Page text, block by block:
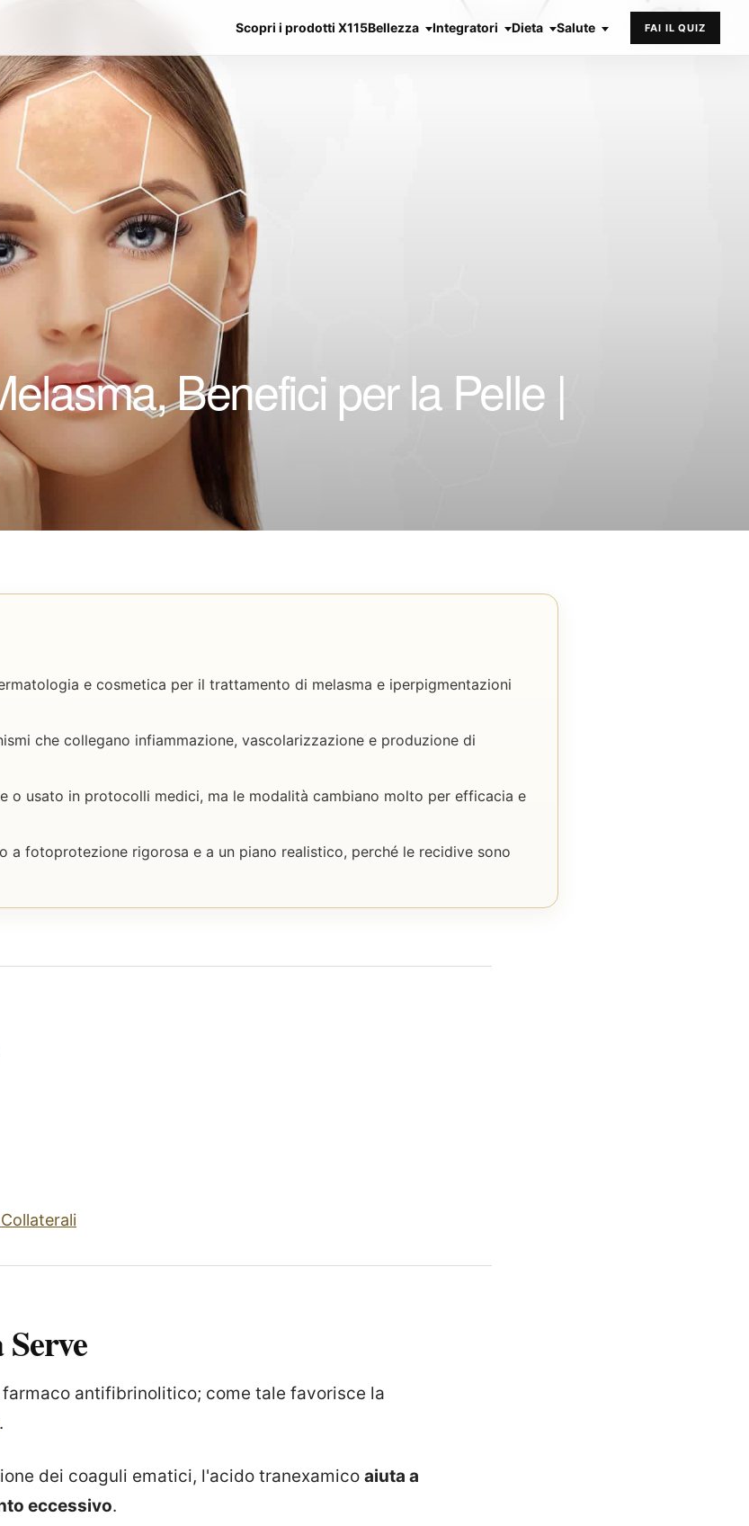
Scopri i prodotti X115Bellezza Integratori Dieta Salute FAI IL QUIZ
Benefici per la Pelle |
e cosmetica per il trattamento di melasma e iperpigmentazioni
che collegano infiammazione, vascolarizzazione e produzione di
o usato in protocolli medici, ma le modalità cambiano molto per efficacia e
a fotoprotezione rigorosa e a un piano realistico, perché le recidive sono
antifibrinolitico; come tale favorisce la
.
dei coaguli ematici, l'acido tranexamico aiuta a
eccessivo.